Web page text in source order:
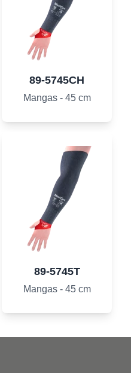
89-5745CH
Mangas - 45 cm
89-5745T
Mangas - 45 cm